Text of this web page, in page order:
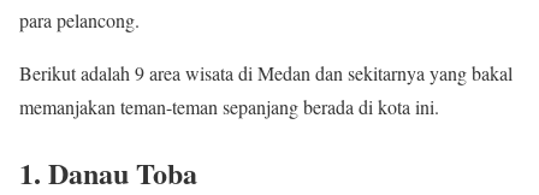
para pelancong.
Berikut adalah 9 area wisata di Medan dan sekitarnya yang bakal
memanjakan teman-teman sepanjang berada di kota ini.
1. Danau Toba